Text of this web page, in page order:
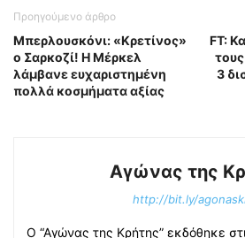
Προηγούμενο άρθρο
Μπερλουσκόνι: «Κρετίνος»
ο Σαρκοζί! Η Μέρκελ
λάμβανε ευχαριστημένη
πολλά κοσμήματα αξίας
FT:
3
Αγώνας της
http://bit.ly/
Ο “Αγώνας της Κρήτης” εκδόθηκε